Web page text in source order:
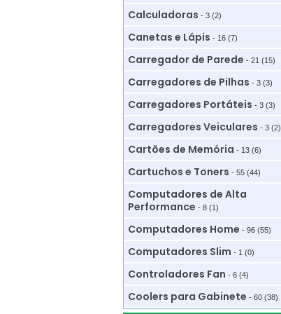
Calculadoras - 3 (2)
Canetas e Lápis - 16 (7)
Carregador de Parede - 21 (15)
Carregadores de Pilhas - 3 (3)
Carregadores Portáteis - 3 (3)
Carregadores Veiculares - 3 (2)
Cartões de Memória - 13 (6)
Cartuchos e Toners - 55 (44)
Computadores de Alta
Performance - 8 (1)
Computadores Home - 96 (55)
Computadores Slim - 1 (0)
Controladores Fan - 6 (4)
Coolers para Gabinete - 60 (38)